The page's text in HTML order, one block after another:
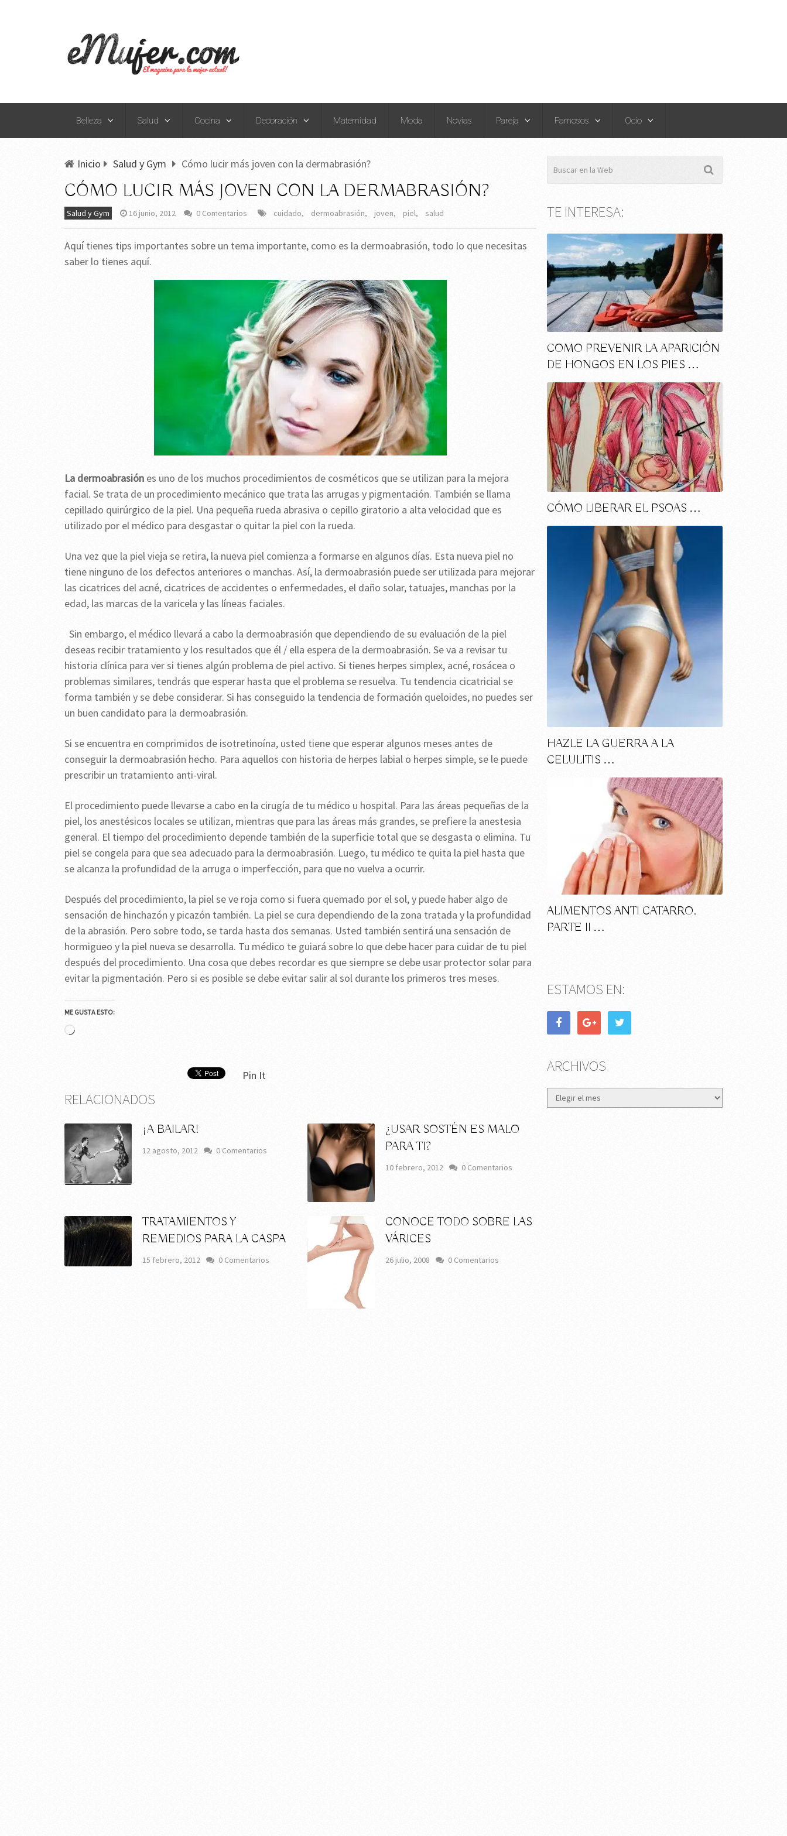
Belleza Salud Cocina Decoración Maternidad Moda Novias Pareja Famosos Ocio
Inicio Salud y Gym Cómo lucir más joven con la dermabrasión?
CÓMO LUCIR MÁS JOVEN CON LA DERMABRASIÓN?
Salud y Gym 16 junio, 2012 0 Comentarios cuidado, dermoabrasión, joven, piel, salud
Aquí tienes tips importantes sobre un tema importante, como es la dermoabrasión, todo lo que necesitas
saber lo tienes aquí.
La dermoabrasión es uno de los muchos procedimientos de cosméticos que se utilizan para la mejora
facial. Se trata de un procedimiento mecánico que trata las arrugas y pigmentación. También se llama
cepillado quirúrgico de la piel. Una pequeña rueda abrasiva o cepillo giratorio a alta velocidad que es
utilizado por el médico para desgastar o quitar la piel con la rueda.
Una vez que la piel vieja se retira, la nueva piel comienza a formarse en algunos días. Esta nueva piel no
tiene ninguno de los defectos anteriores o manchas. Así, la dermoabrasión puede ser utilizada para mejorar
las cicatrices del acné, cicatrices de accidentes o enfermedades, el daño solar, tatuajes, manchas por la
edad, las marcas de la varicela y las líneas faciales.
Sin embargo, el médico llevará a cabo la dermoabrasión que dependiendo de su evaluación de la piel
deseas recibir tratamiento y los resultados que él / ella espera de la dermoabrasión. Se va a revisar tu
historia clínica para ver si tienes algún problema de piel activo. Si tienes herpes simplex, acné, rosácea o
problemas similares, tendrás que esperar hasta que el problema se resuelva. Tu tendencia cicatricial se
forma también y se debe considerar. Si has conseguido la tendencia de formación queloides, no puedes ser
un buen candidato para la dermoabrasión.
Si se encuentra en comprimidos de isotretinoína, usted tiene que esperar algunos meses antes de
conseguir la dermoabrasión hecho. Para aquellos con historia de herpes labial o herpes simple, se le puede
prescribir un tratamiento anti-viral.
El procedimiento puede llevarse a cabo en la cirugía de tu médico u hospital. Para las áreas pequeñas de la
piel, los anestésicos locales se utilizan, mientras que para las áreas más grandes, se prefiere la anestesia
general. El tiempo del procedimiento depende también de la superficie total que se desgasta o elimina. Tu
piel se congela para que sea adecuado para la dermoabrasión. Luego, tu médico te quita la piel hasta que
se alcanza la profundidad de la arruga o imperfección, para que no vuelva a ocurrir.
Después del procedimiento, la piel se ve roja como si fuera quemado por el sol, y puede haber algo de
sensación de hinchazón y picazón también. La piel se cura dependiendo de la zona tratada y la profundidad
de la abrasión. Pero sobre todo, se tarda hasta dos semanas. Usted también sentirá una sensación de
hormigueo y la piel nueva se desarrolla. Tu médico te guiará sobre lo que debe hacer para cuidar de tu piel
después del procedimiento. Una cosa que debes recordar es que siempre se debe usar protector solar para
evitar la pigmentación. Pero si es posible se debe evitar salir al sol durante los primeros tres meses.
ME GUSTA ESTO:
Cargando...
Pin It
RELACIONADOS
¡A BAILAR!
12 agosto, 2012 0 Comentarios
¿USAR SOSTÉN ES MALO
PARA TI?
10 febrero, 2012 0 Comentarios
TRATAMIENTOS Y
REMEDIOS PARA LA CASPA
15 febrero, 2012 0 Comentarios
CONOCE TODO SOBRE LAS
VÁRICES
26 julio, 2008 0 Comentarios
TE INTERESA:
COMO PREVENIR LA APARICIÓN
DE HONGOS EN LOS PIES …
CÓMO LIBERAR EL PSOAS …
HAZLE LA GUERRA A LA
CELULITIS …
ALIMENTOS ANTI CATARRO.
PARTE II …
ESTAMOS EN:
ARCHIVOS
Archivos